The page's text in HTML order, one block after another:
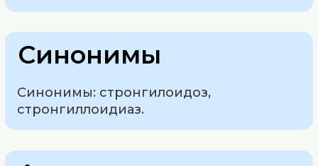
Синонимы
Синонимы: стронгилоидоз,
стронгиллоидиаз.